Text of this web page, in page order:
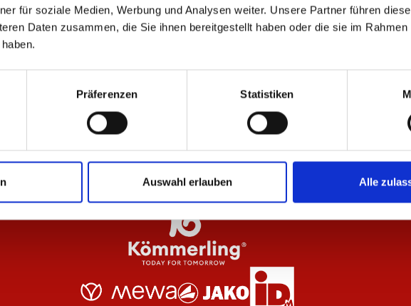
für soziale Medien, Werbung und Analysen weiter. Unsere Partner führen
Daten zusammen, die Sie ihnen bereitgestellt haben oder die sie im
Präferenzen Statistiken
Auswahl erlauben Alle
84,95 €